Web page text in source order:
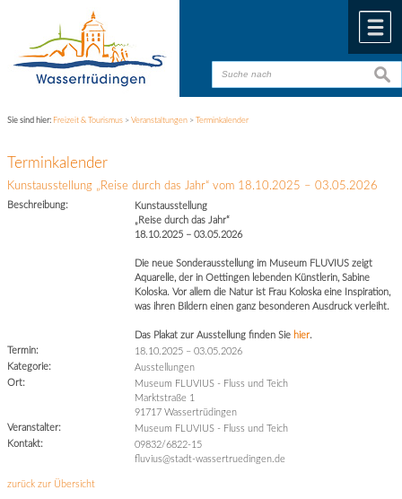
Sie sind hier: Freizeit & Tourismus >Veranstaltungen > Terminkalender
Terminkalender
Kunstausstellung „Reise durch das Jahr“ vom 18.10.2025 – 03.05.2026
Beschreibung:
Kunstausstellung
„Reise durch das Jahr“
18.10.2025 – 03.05.2026
Die neue Sonderausstellung im Museum FLUVIUS zeigt
Aquarelle, der in Oettingen lebenden Künstlerin, Sabine
Koloska. Vor allem die Natur ist Frau Koloska eine Inspiration,
was ihren Bildern einen ganz besonderen Ausdruck verleiht.
Das Plakat zur Ausstellung finden Sie hier.
Termin:
18.10.2025 –03.05.2026
Kategorie:
Ausstellungen
Ort:
Museum FLUVIUS - Fluss und Teich
Marktstraße 1
91717 Wassertrüdingen
Veranstalter:
Museum FLUVIUS - Fluss und Teich
Kontakt:
09832/6822-15
fluvius@stadt-wassertruedingen.de
zurück zur Übersicht